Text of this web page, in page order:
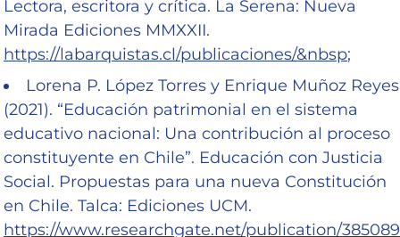
Lectora, escritora y crítica. La Serena: Nueva
Mirada Ediciones MMXXII.
https://labarquistas.cl/publicaciones/&nbsp;
Lorena P. López Torres y Enrique Muñoz Reyes
(2021). “Educación patrimonial en el sistema
educativo nacional: Una contribución al proceso
constituyente en Chile”. Educación con Justicia
Social. Propuestas para una nueva Constitución
en Chile. Talca: Ediciones UCM.
https://www.researchgate.net/publication/385089